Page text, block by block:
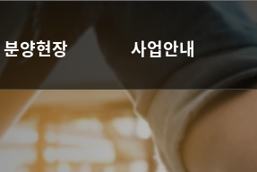
분양현장 사업안내